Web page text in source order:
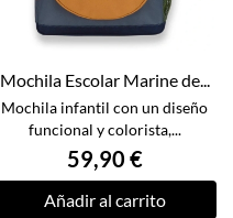
Mochila Escolar Marine de...
Mochila infantil con un diseño
funcional y colorista,...
59,90 €
Añadir al carrito